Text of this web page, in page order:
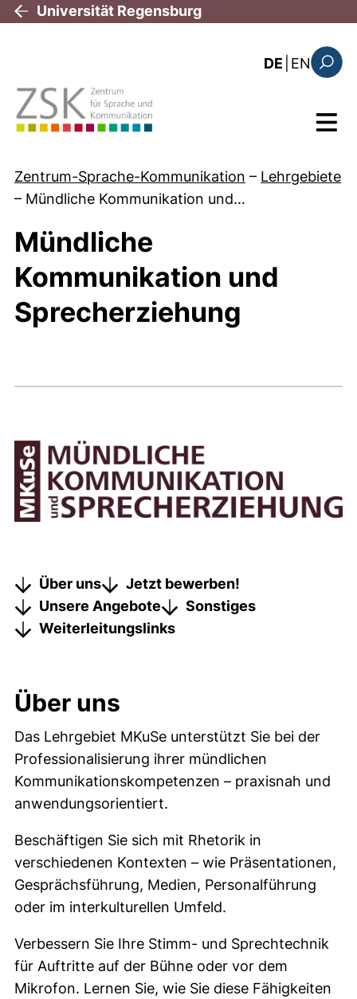
Direkt zum Inhalt
Universität Regensburg
DE EN: the
Menü
Zentrum-Sprache-Kommunikation – Lehrgebiete
– Mündliche Kommunikation und…
Mündliche
Kommunikation und
Sprecherziehung
Über uns
Jetzt bewerben!
Unsere Angebote
Sonstiges
Weiterleitungslinks
Über uns
Das Lehrgebiet MKuSe unterstützt Sie bei der
Professionalisierung ihrer mündlichen
Kommunikationskompetenzen – praxisnah und
anwendungsorientiert.
Beschäftigen Sie sich mit Rhetorik in
verschiedenen Kontexten – wie Präsentationen,
Gesprächsführung, Medien, Personalführung
oder im interkulturellen Umfeld.
Verbessern Sie Ihre Stimm- und Sprechtechnik
für Auftritte auf der Bühne oder vor dem
Mikrofon. Lernen Sie, wie Sie diese Fähigkeiten